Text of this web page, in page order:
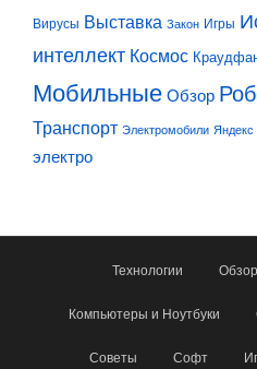
Вирусы Выставка Закон Игры
интеллект Космос
МобильныеОбзор
Транспорт Электромобили Яндекс
электро
Технологии
Компьютеры и Ноутбуки
Советы Софт